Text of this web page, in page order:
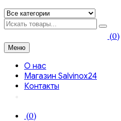
Искать
(0)
Меню
О нас
Магазин Salvinox24
Контакты
(0)